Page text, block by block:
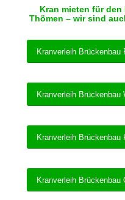
Kran mieten für
Thömen – wir sind
Kranverleih Brückenbau
Kranverleih Brückenbau
Kranverleih Brückenbau
Kranverleih Brückenbau